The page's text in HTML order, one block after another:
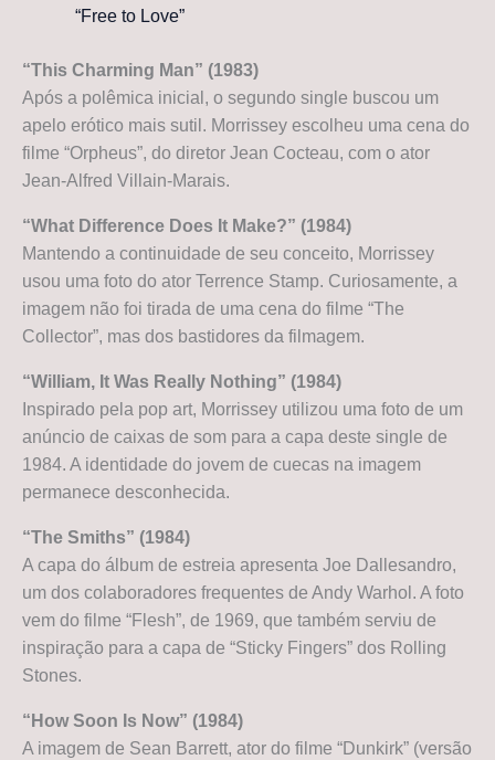
“Free to Love”
“This Charming Man” (1983)
Após a polêmica inicial, o segundo single buscou um
apelo erótico mais sutil. Morrissey escolheu uma cena do
filme “Orpheus”, do diretor Jean Cocteau, com o ator
Jean-Alfred Villain-Marais.
“What Difference Does It Make?” (1984)
Mantendo a continuidade de seu conceito, Morrissey
usou uma foto do ator Terrence Stamp. Curiosamente, a
imagem não foi tirada de uma cena do filme “The
Collector”, mas dos bastidores da filmagem.
“William, It Was Really Nothing” (1984)
Inspirado pela pop art, Morrissey utilizou uma foto de um
anúncio de caixas de som para a capa deste single de
1984. A identidade do jovem de cuecas na imagem
permanece desconhecida.
“The Smiths” (1984)
A capa do álbum de estreia apresenta Joe Dallesandro,
um dos colaboradores frequentes de Andy Warhol. A foto
vem do filme “Flesh”, de 1969, que também serviu de
inspiração para a capa de “Sticky Fingers” dos Rolling
Stones.
“How Soon Is Now” (1984)
A imagem de Sean Barrett, ator do filme “Dunkirk” (versão